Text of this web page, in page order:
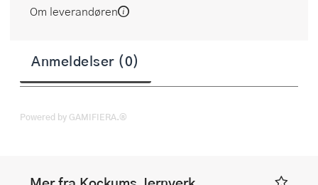
Om leverandøren
Anmeldelser (0)
Powered by GAMIFIERA.®